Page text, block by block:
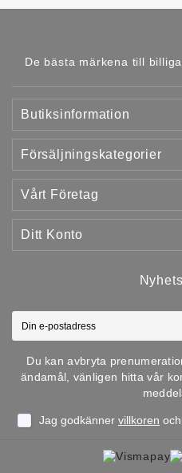
De bästa märkena till
Butiksinformation
Försäljningskategorier
Vårt Företag
Ditt Konto
Du kan avbryta
ändamål, vänligen hitta vår
Jag godkänner villkoren och